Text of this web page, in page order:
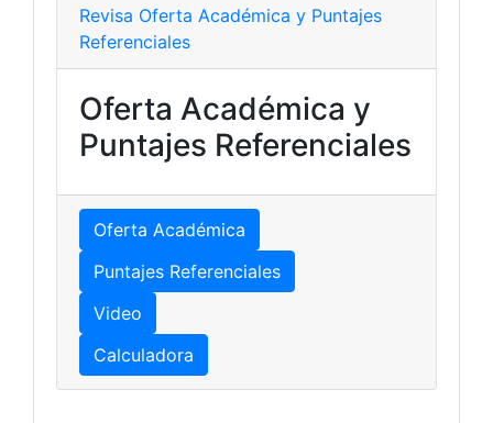
Revisa Oferta Académica y Puntajes
Referenciales
Oferta Académica y
Puntajes Referenciales
Oferta Académica
Puntajes Referenciales
Video
Calculadora